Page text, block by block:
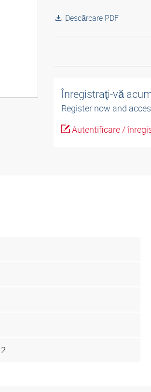
Descărcare PDF
Înregistraţi-vă
Register now and
Autentificare /